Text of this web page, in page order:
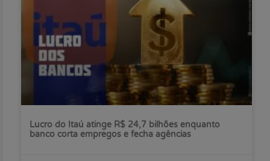
Lucro do Itaú atinge R$ 24,7 bilhões enquanto
banco corta empregos e fecha agências